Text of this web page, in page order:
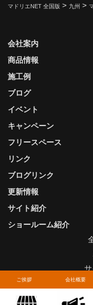
ご挨拶 会社概要
マドリエNET 全国版 > 九州 >
更新情報
サイト紹介
ショールーム紹介
会社案内
商品情報
施工例
ブログ
イベント
キャンペーン
フリースペース
リンク
ブログリンク
プラ